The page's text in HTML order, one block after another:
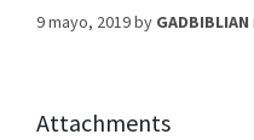
9 mayo, 2019by GADBIBLIAN
Attachments